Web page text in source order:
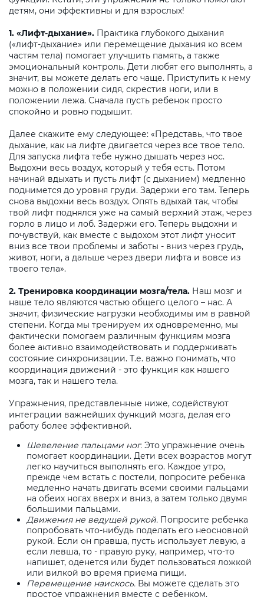
детям, они эффективны и для взрослых!
1. «Лифт-дыхание». Практика глубокого дыхания
(«лифт-дыхание» или перемещение дыхания ко всем
частям тела) помогает улучшить память, а также
эмоциональный контроль. Дети любят его выполнять, а
значит, вы можете делать его чаще. Приступить к нему
можно в положении сидя, скрестив ноги, или в
положении лежа. Сначала пусть ребенок просто
спокойно и ровно подышит.
Далее скажите ему следующее: «Представь, что твое
дыхание, как на лифте двигается через все твое тело.
Для запуска лифта тебе нужно дышать через нос.
Выдохни весь воздух, который у тебя есть. Потом
начинай вдыхать и пусть лифт (с дыханием) медленно
поднимется до уровня груди. Задержи его там. Теперь
снова выдохни весь воздух. Опять вдыхай так, чтобы
твой лифт поднялся уже на самый верхний этаж, через
горло в лицо и лоб. Задержи его. Теперь выдохни и
почувствуй, как вместе с выдохом этот лифт уносит
вниз все твои проблемы и заботы - вниз через грудь,
живот, ноги, а дальше через двери лифта и вовсе из
твоего тела».
2. Тренировка координации мозга/тела. Наш мозг и
наше тело являются частью общего целого – нас. А
значит, физические нагрузки необходимы им в равной
степени. Когда мы тренируем их одновременно, мы
фактически помогаем различным функциям мозга
более активно взаимодействовать и поддерживать
состояние синхронизации. Т.е. важно понимать, что
координация движений - это функция как нашего
мозга, так и нашего тела.
Упражнения, представленные ниже, содействуют
интеграции важнейших функций мозга, делая его
работу более эффективной.
Шевеление пальцами ног. Это упражнение очень
помогает координации. Дети всех возрастов могут
легко научиться выполнять его. Каждое утро,
прежде чем встать с постели, попросите ребенка
медленно начать двигать всеми своими пальцами
на обеих ногах вверх и вниз, а затем только двумя
большими пальцами.
Движения не ведущей рукой. Попросите ребенка
попробовать что-нибудь поделать его неосновной
рукой. Если он правша, пусть использует левую, а
если левша, то - правую руку, например, что-то
напишет, оденется или будет пользоваться ложкой
или вилкой во время приема пищи.
Перемещение наискось. Вы можете сделать это
простое упражнения вместе с ребенком.